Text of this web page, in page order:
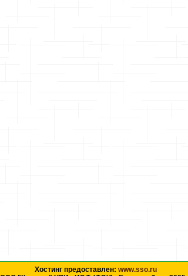
Хостинг предоставлен: www.sso.ru